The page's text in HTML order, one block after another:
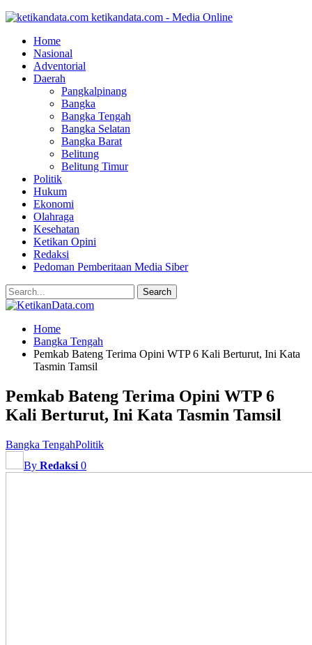
ketikandata.com - Media Online
Home
Nasional
Adventorial
Daerah
Pangkalpinang
Bangka
Bangka Tengah
Bangka Selatan
Bangka Barat
Belitung
Belitung Timur
Politik
Hukum
Ekonomi
Olahraga
Kesehatan
Ketikan Opini
Redaksi
Pedoman Pemberitaan Media Siber
Home
Bangka Tengah
Pemkab Bateng Terima Opini WTP 6 Kali Berturut, Ini Kata
Tasmin Tamsil
Pemkab Bateng Terima Opini WTP 6
Kali Berturut, Ini Kata Tasmin Tamsil
Bangka TengahPolitik
By Redaksi 0